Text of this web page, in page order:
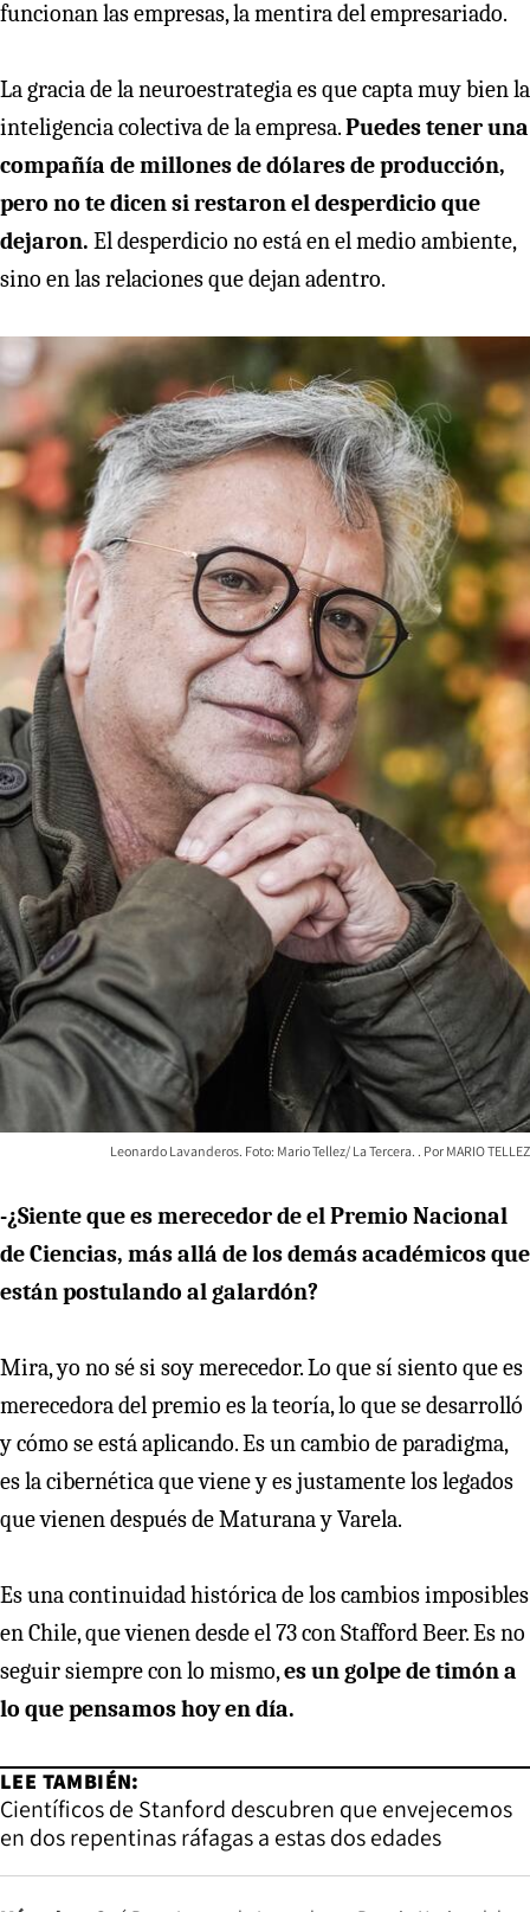
funcionan las empresas, la mentira del empresariado.
La gracia de la neuroestrategia es que capta muy bien la
inteligencia colectiva de la empresa.Puedes tener una
compañía de millones de dólares de producción,
pero no te dicen si restaron el desperdicio que
dejaron. El desperdicio no está en el medio ambiente,
sino en las relaciones que dejan adentro.
Leonardo Lavanderos. Foto: Mario Tellez/ La Tercera. MARIO TELLEZ
-¿Siente que es merecedor de el Premio Nacional
de Ciencias, más allá de los demás académicos que
están postulando al galardón?
Mira, yo no sé si soy merecedor. Lo que sí siento que es
merecedora del premio es la teoría, lo que se desarrolló
y cómo se está aplicando. Es un cambio de paradigma,
es la cibernética que viene y es justamente los legados
que vienen después de Maturana y Varela.
Es una continuidad histórica de los cambios imposibles
en Chile, que vienen desde el 73 con Stafford Beer. Es no
seguir siempre con lo mismo,es un golpe de timón a
lo que pensamos hoy en día.
LEE TAMBIÉN:
Científicos de Stanford descubren que envejecemos
en dos repentinas ráfagas a estas dos edades